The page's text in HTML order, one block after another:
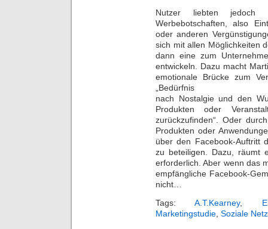
Nutzer liebten jedoch
Werbebotschaften, also
oder anderen
sich mit allen Möglichkeiten
dann eine zum
entwickeln. Dazu macht
emotionale Brücke zum
„Bedürfnis
nach Nostalgie und den
Produkten oder
zurückzufinden“. Oder
Produkten oder
über den Facebook-Auftritt
zu beteiligen. Dazu, räumt
erforderlich. Aber wenn das
empfängliche Facebook-
nicht…
Tags:A.T.Kearney,
Marketingstudie Soziale